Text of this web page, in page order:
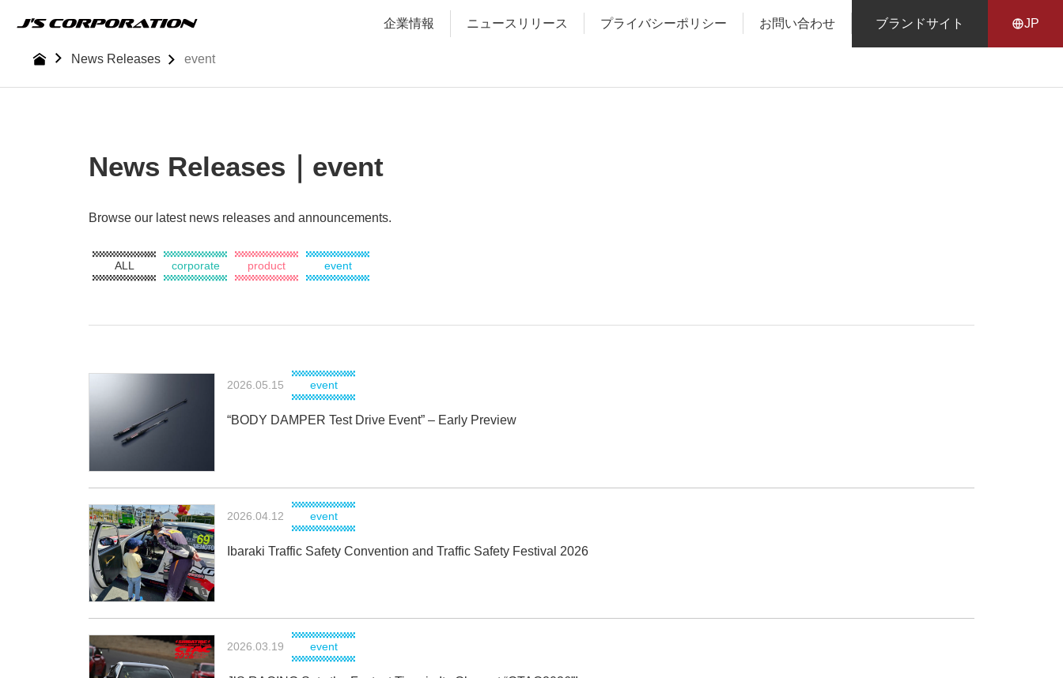
企業情報 ニュースリリース プライバシーポリシー お問い合わせ ブランドサイト JP
News Releases event
News Releases｜event
Browse our latest news releases and announcements.
ALL corporate product event
2026.05.15 event
“BODY DAMPER Test Drive Event” – Early Preview
2026.04.12 event
Ibaraki Traffic Safety Convention and Traffic Safety Festival 2026
2026.03.19 event